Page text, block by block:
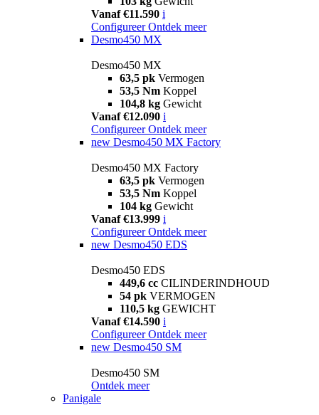
Vanaf €11.590 i
Configureer Ontdek meer
Desmo450 MX
Desmo450 MX
63,5 pk Vermogen
53,5 Nm Koppel
104,8 kg Gewicht
Vanaf €12.090 i
Configureer Ontdek meer
new Desmo450 MX Factory
Desmo450 MX Factory
63,5 pk Vermogen
53,5 Nm Koppel
104 kg Gewicht
Vanaf €13.999 i
Configureer Ontdek meer
new Desmo450 EDS
Desmo450 EDS
449,6 cc CILINDERINDHOUD
54 pk VERMOGEN
110,5 kg GEWICHT
Vanaf €14.590 i
Configureer Ontdek meer
new Desmo450 SM
Desmo450 SM
Ontdek meer
Panigale